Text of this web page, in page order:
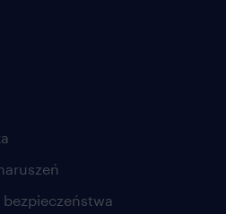
entry number 47
bezpieczeństwa